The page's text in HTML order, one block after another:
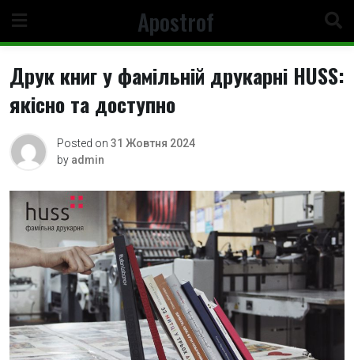
content
Apostrof
Друк книг у фамільній друкарні HUSS:
якісно та доступно
Posted on 31 Жовтня 2024
by admin